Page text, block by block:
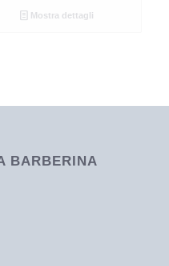
Mostra dettagli
BARBERINA